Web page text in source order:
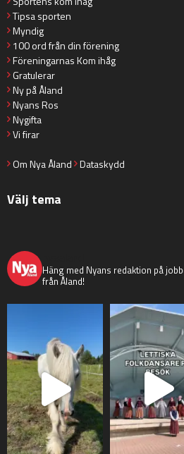
Tipsa sporten
Myndig
100 ord från din förening
Föreningarnas Kom ihåg
Gratulerar
Ny på Åland
Nyans Ros
Nygifta
Vi firar
Om Nya Åland Dataskydd
Välj tema
Häng med Nyans redaktion på
från Åland!